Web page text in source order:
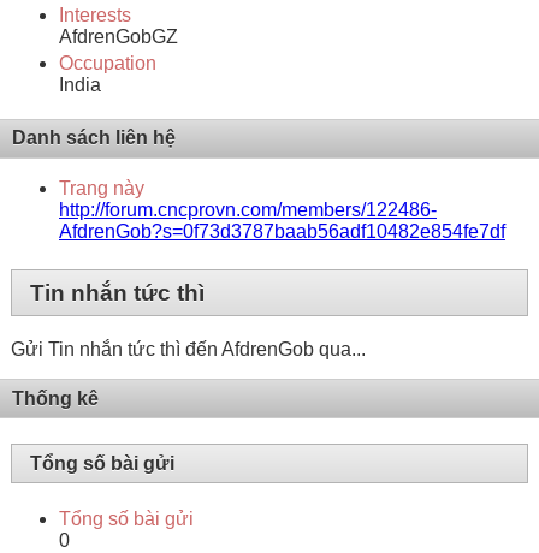
Interests
AfdrenGobGZ
Occupation
India
Danh sách liên hệ
Trang này
http://forum.cncprovn.com/members/122486-
AfdrenGob?s=0f73d3787baab56adf10482e854fe7df
Tin nhắn tức thì
Gửi Tin nhắn tức thì đến AfdrenGob qua...
Thống kê
Tổng số bài gửi
Tổng số bài gửi
0